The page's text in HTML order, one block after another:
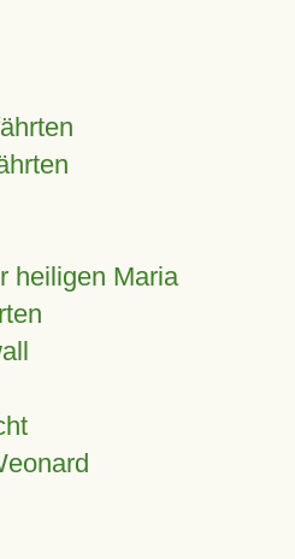
heiligen Maria